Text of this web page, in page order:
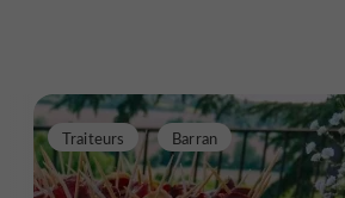
Traiteurs Barran